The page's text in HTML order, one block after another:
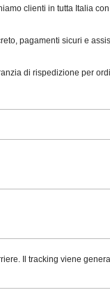
clienti in tutta Italia
pagamenti sicuri e
di rispedizione per
Il tracking viene